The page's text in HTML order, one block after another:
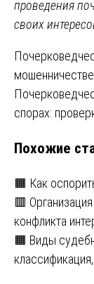
проведения
своих
по
записям
спорах:
Похожие
🟧 Как
🟥
конфликта
🟧 Виды